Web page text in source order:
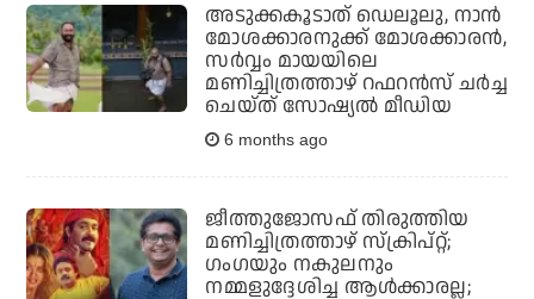
അടുക്കകൂടാത് ഡെലൂലു, നാന്‍
മോശക്കാരനുക്ക് മോശക്കാരന്‍,
സര്‍വ്വം മായയിലെ
മണിച്ചിത്രത്താഴ് റഫറന്‍സ് ചര്‍ച്ച
ചെയ്ത് സോഷ്യല്‍ മീഡിയ
6 months ago
ജീത്തുജോസഫ് തിരുത്തിയ
മണിച്ചിത്രത്താഴ് സ്‌ക്രിപ്റ്റ്;
ഗംഗയും നകുലനും
നമ്മളുദ്ദേശിച്ച ആള്‍ക്കാരല്ല;